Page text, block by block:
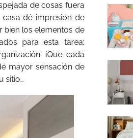
de cosas fuera
dé impresión de
bien los elementos de
para esta tarea:
¡Que cada
mayor sensación de
sitio…